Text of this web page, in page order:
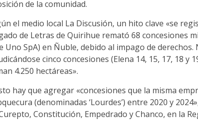
de la comunidad.
el medio local La Discusión, un hito clave «se
de Letras de Quirihue remató 68 concesiones
Uno SpA) en Ñuble, debido al impago de
cinco concesiones (Elena 14, 15, 17, 18 y
4.250 hectáreas».
hay que agregar «concesiones que la misma
(denominadas ‘Lourdes’) entre 2020 y
Constitución, Empedrado y Chanco, en la